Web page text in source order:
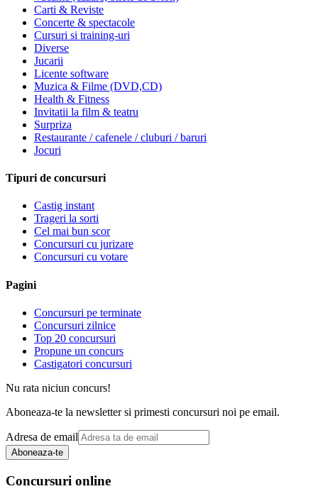
Carti & Reviste
Concerte & spectacole
Cursuri si training-uri
Diverse
Jucarii
Licente software
Muzica & Filme (DVD,CD)
Health & Fitness
Invitatii la film & teatru
Surpriza
Restaurante / cafenele / cluburi / baruri
Jocuri
Tipuri de concursuri
Castig instant
Trageri la sorti
Cel mai bun scor
Concursuri cu jurizare
Concursuri cu votare
Pagini
Concursuri pe terminate
Concursuri zilnice
Top 20 concursuri
Propune un concurs
Castigatori concursuri
Nu rata niciun concurs!
Aboneaza-te la newsletter si primesti concursuri noi pe email.
Adresa de email
Aboneaza-te
Concursuri online